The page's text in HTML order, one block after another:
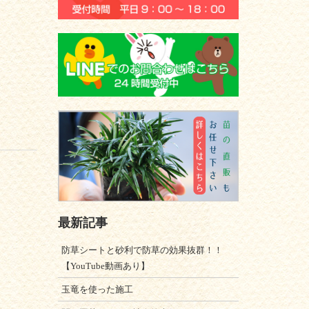
最新記事
防草シートと砂利で防草の効果抜群！！
【YouTube動画あり】
玉竜を使った施工